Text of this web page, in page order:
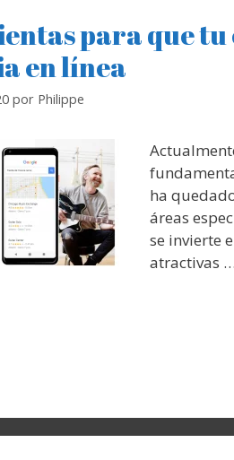
para que tu
en línea
por Philippe
ha
áreas
se invierte
atractivas …